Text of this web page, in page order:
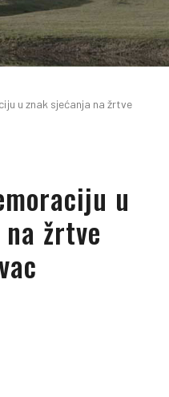
u znak sjećanja na žrtve
u
žrtve